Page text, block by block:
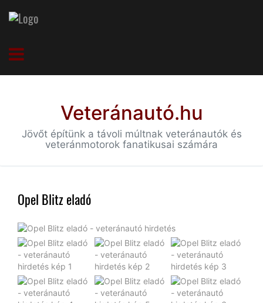
Veteránautó.hu
Jövőt építünk a távoli múltnak veteránautók és
veteránmotorok fanatikusai számára
Opel Blitz eladó